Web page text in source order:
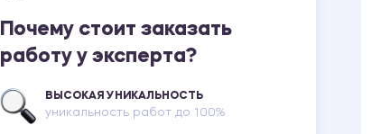
Почему стоит заказать
работу у эксперта?
ВЫСОКАЯ УНИКАЛЬНОСТЬ
уникальность работ до 100%